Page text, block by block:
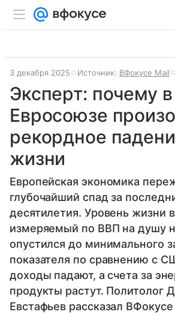
3 декабря 2025 Источник: ВФокусе Mail
Эксперт: почему в
Евросоюзе
рекордное
жизни
Европейская экономика
глубочайший спад за
десятилетия. Уровень жизни
измеряемый по ВВП на душу
опустился до минимального
показателя по сравнению с
доходы падают, а счета за
продукты растут. Политолог
Евстафьев рассказал ВФокусе